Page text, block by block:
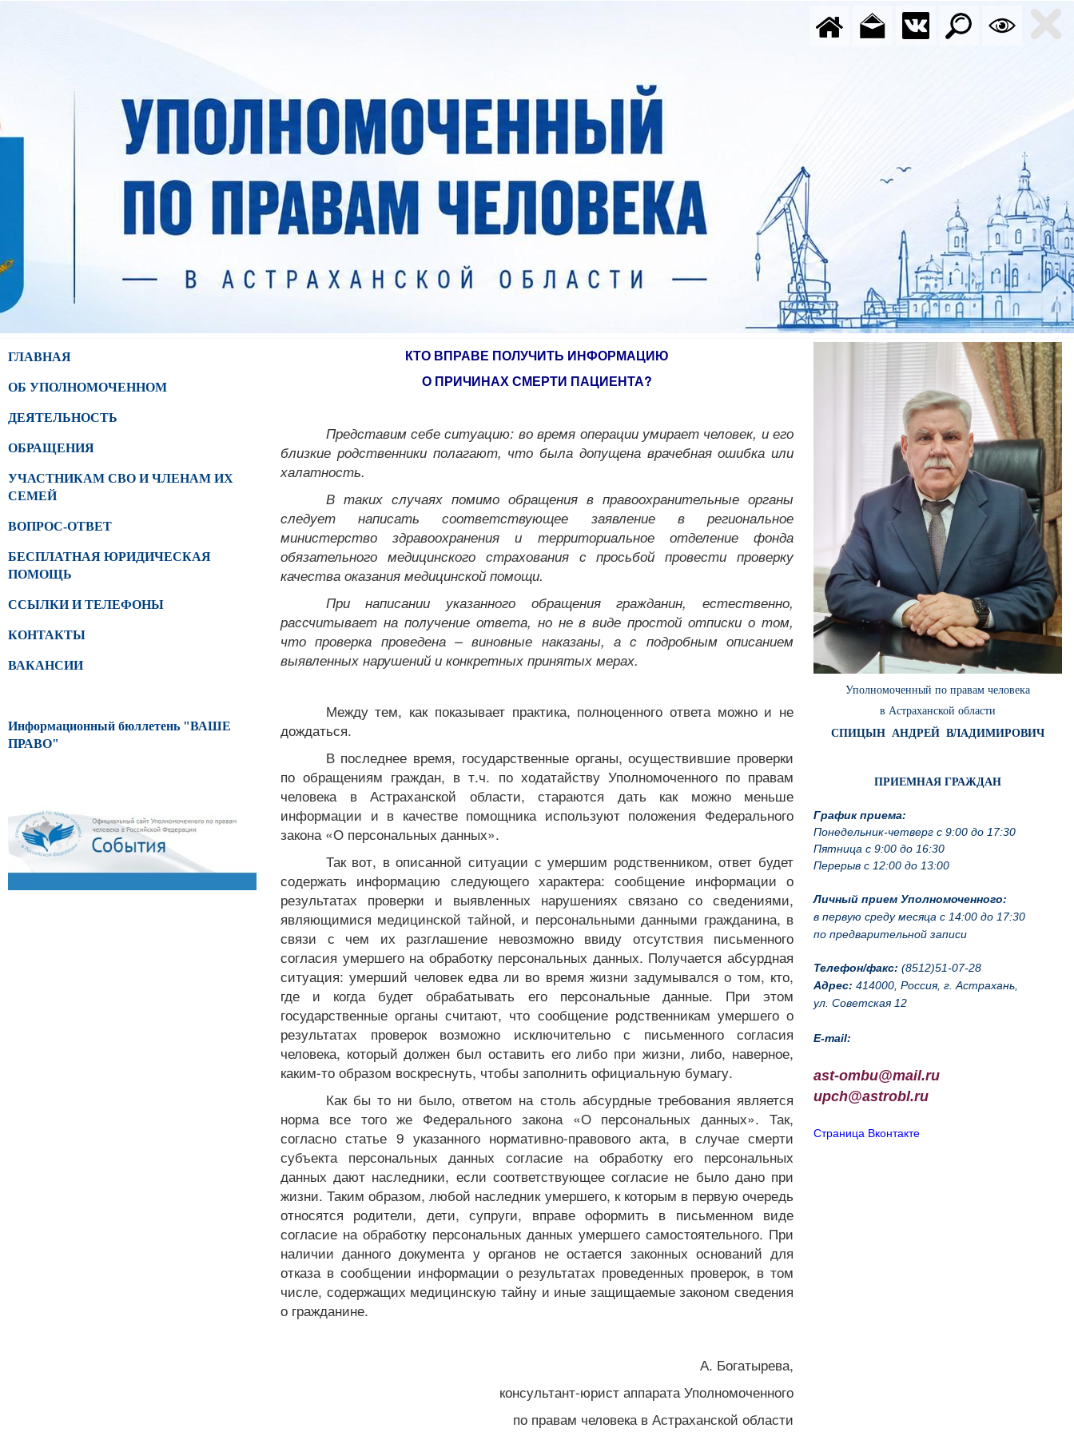
ГЛАВНАЯ
ОБ УПОЛНОМОЧЕННОМ
ДЕЯТЕЛЬНОСТЬ
ОБРАЩЕНИЯ
УЧАСТНИКАМ СВО И ЧЛЕНАМ ИХ
СЕМЕЙ
ВОПРОС-ОТВЕТ
БЕСПЛАТНАЯ ЮРИДИЧЕСКАЯ
ПОМОЩЬ
ССЫЛКИ И ТЕЛЕФОНЫ
КОНТАКТЫ
ВАКАНСИИ
Информационный бюллетень "ВАШЕ
ПРАВО"
Уполномоченный по правам человека
в Астраханской области
СПИЦЫН АНДРЕЙ ВЛАДИМИРОВИЧ
ПРИЕМНАЯ ГРАЖДАН
График приема:
Понедельник-четверг с 9:00 до 17:30
Пятница с 9:00 до 16:30
Перерыв с 12:00 до 13:00
Личный прием Уполномоченного:
в первую среду месяца с 14:00 до 17:30
по предварительной записи
Телефон/факс: (8512)51-07-28
Адрес: 414000, Россия, г. Астрахань,
ул. Советская 12
E-mail:
ast-ombu@mail.ru
upch@astrobl.ru
Страница Вконтакте
КТО ВПРАВЕ ПОЛУЧИТЬ ИНФОРМАЦИЮ
О ПРИЧИНАХ СМЕРТИ ПАЦИЕНТА?
Представим себе ситуацию: во время операции умирает человек, и его
близкие родственники полагают, что была допущена врачебная ошибка или
халатность.
В таких случаях помимо обращения в правоохранительные органы
следует написать соответствующее заявление в региональное
министерство здравоохранения и территориальное отделение фонда
обязательного медицинского страхования с просьбой провести проверку
качества оказания медицинской помощи.
При написании указанного обращения гражданин, естественно,
рассчитывает на получение ответа, но не в виде простой отписки о том,
что проверка проведена – виновные наказаны, а с подробным описанием
выявленных нарушений и конкретных принятых мерах.
Между тем, как показывает практика, полноценного ответа можно и не
дождаться.
В последнее время, государственные органы, осуществившие проверки
по обращениям граждан, в т.ч. по ходатайству Уполномоченного по правам
человека в Астраханской области, стараются дать как можно меньше
информации и в качестве помощника используют положения Федерального
закона «О персональных данных».
Так вот, в описанной ситуации с умершим родственником, ответ будет
содержать информацию следующего характера: сообщение информации о
результатах проверки и выявленных нарушениях связано со сведениями,
являющимися медицинской тайной, и персональными данными гражданина, в
связи с чем их разглашение невозможно ввиду отсутствия письменного
согласия умершего на обработку персональных данных. Получается абсурдная
ситуация: умерший человек едва ли во время жизни задумывался о том, кто,
где и когда будет обрабатывать его персональные данные. При этом
государственные органы считают, что сообщение родственникам умершего о
результатах проверок возможно исключительно с письменного согласия
человека, который должен был оставить его либо при жизни, либо, наверное,
каким-то образом воскреснуть, чтобы заполнить официальную бумагу.
Как бы то ни было, ответом на столь абсурдные требования является
норма все того же Федерального закона «О персональных данных». Так,
согласно статье 9 указанного нормативно-правового акта, в случае смерти
субъекта персональных данных согласие на обработку его персональных
данных дают наследники, если соответствующее согласие не было дано при
жизни. Таким образом, любой наследник умершего, к которым в первую очередь
относятся родители, дети, супруги, вправе оформить в письменном виде
согласие на обработку персональных данных умершего самостоятельного. При
наличии данного документа у органов не остается законных оснований для
отказа в сообщении информации о результатах проведенных проверок, в том
числе, содержащих медицинскую тайну и иные защищаемые законом сведения
о гражданине.
А. Богатырева,
консультант-юрист аппарата Уполномоченного
по правам человека в Астраханской области